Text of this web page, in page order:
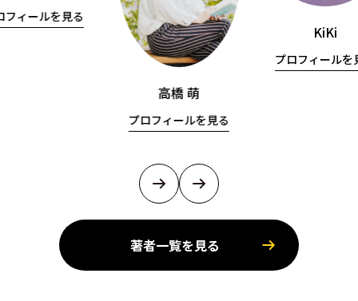
フィールを見る
高橋 萌
プロフィールを見る
KiKi
プロフィールを
著者一覧を見る